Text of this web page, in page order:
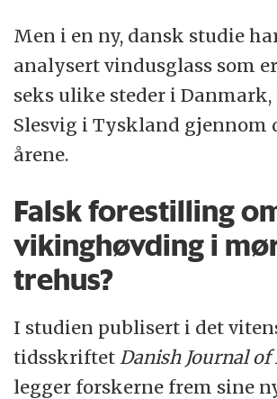
Men i en ny, dansk studie
analysert vindusglass som
seks ulike steder i Danmark,
Slesvig i Tyskland gjennom
årene.
Falsk forestilling
vikinghøvding i
trehus?
I studien publisert i det
tidsskriftet Danish Journal
legger forskerne frem sine